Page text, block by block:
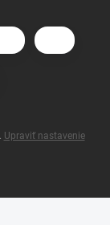
Upraviť nastavenie